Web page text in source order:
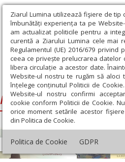
Ziarul Lumina utilizează fişiere de
îmbunătăți experiența ta pe
am actualizat politicile pentru a
curentă a Ziarului Lumina cele mai
Regulamentul (UE) 2016/679
ceea ce privește prelucrarea datelor
libera circulație a acestor date.
Website-ul nostru te rugăm să aloci
înțelege conținutul Politicii de
Website-ul nostru confirmi
cookie conform Politicii de Cookie.
orice moment setările acestor
din Politica de Cookie.
Politica de Cookie GDPR
Ziarul Lumina › Muzeul Judeţean
Muzeul Judeţean
Cultură Cultură